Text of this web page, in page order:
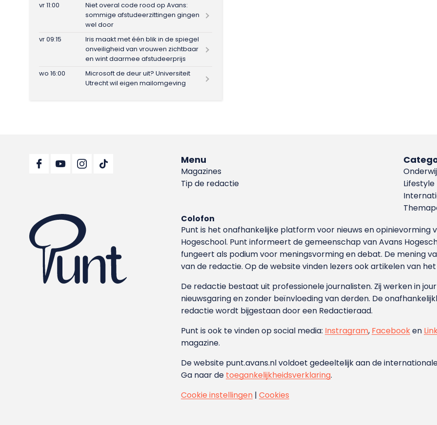
vr 11:00
Niet overal code rood op Avans:
sommige afstudeerzittingen gingen
wel door
vr 09:15
Iris maakt met één blik in de spiegel
onveiligheid van vrouwen zichtbaar
en wint daarmee afstudeerprijs
wo 16:00
Microsoft de deur uit? Universiteit
Utrecht wil eigen mailomgeving
Menu
Magazines
Tip de redactie
Lifestyle
Colofon
Punt is het onafhankelijke platform voor nieuws en
Hoge­school. Punt informeert de gemeenschap van Avans
fungeert als podium voor meningsvorming en debat. De mening
van de redactie. Op de website vinden lezers ook artikelen van
De redactie bestaat uit professionele journalisten. Zij werken in
nieuwsgaring en zonder beïnvloeding van derden. De
redactie wordt bijgestaan door een Redactieraad.
Punt is ook te vinden op social media: Instragram, Facebooken
magazine.
De website punt.avans.nl voldoet gedeeltelijk aan de
Ga naar de toegankelijkheidsverklaring.
Cookie instellingen |Cookies